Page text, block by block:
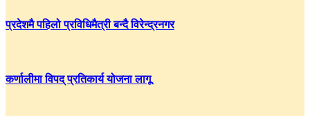
प्रदेशमै पहिलो प्रविधिमैत्री बन्दै विरेन्द्रनगर
कर्णालीमा विपद् प्रतिकार्य योजना लागू